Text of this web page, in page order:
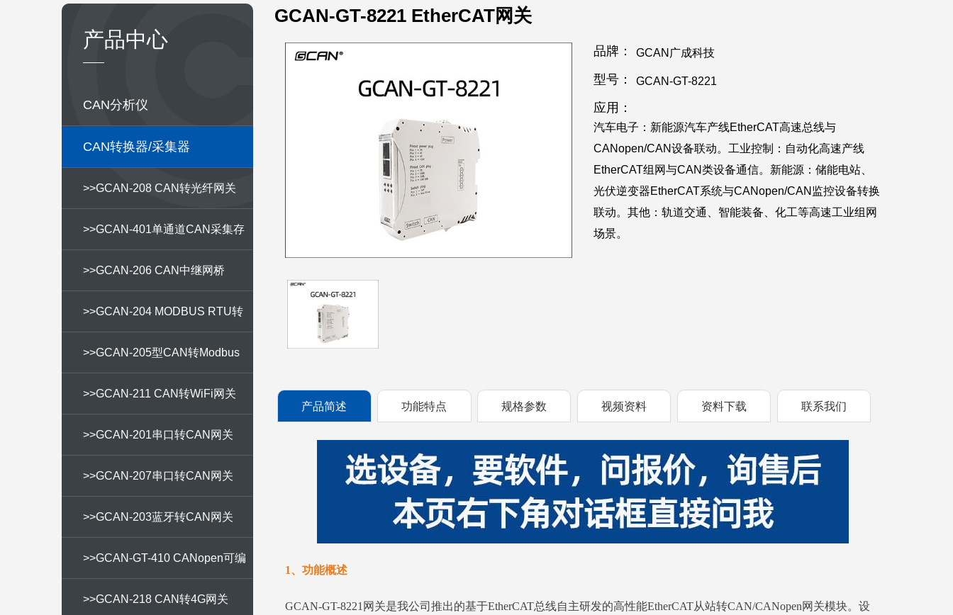
产品中心
CAN分析仪
CAN转换器/采集器
>>GCAN-208 CAN转光纤网关
>>GCAN-401单通道CAN采集存
储器
>>GCAN-206 CAN中继网桥
>>GCAN-204 MODBUS RTU转
CAN网关
>>GCAN-205型CAN转Modbus
TCP网关
>>GCAN-211 CAN转WiFi网关
>>GCAN-201串口转CAN网关
>>GCAN-207串口转CAN网关
>>GCAN-203蓝牙转CAN网关
>>GCAN-GT-410 CANopen可编
程网关
>>GCAN-218 CAN转4G网关
GCAN-GT-8221 EtherCAT网关
品牌： GCAN广成科技
型号： GCAN-GT-8221
应用：
汽车电子：新能源汽车产线EtherCAT高速总线与
CANopen/CAN设备联动。工业控制：自动化高速产线
EtherCAT组网与CAN类设备通信。新能源：储能电站、
光伏逆变器EtherCAT系统与CANopen/CAN监控设备转换
联动。其他：轨道交通、智能装备、化工等高速工业组网
场景。
产品简述 功能特点 规格参数 视频资料 资料下载 联系我们
1、功能概述
GCAN-GT-8221网关是我公司推出的基于EtherCAT总线自主研发的高性能EtherCAT从站转CAN/CANopen网关模块。设